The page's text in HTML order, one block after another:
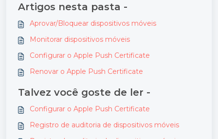
Artigos nesta pasta -
Aprovar/Bloquear dispositivos móveis
Monitorar dispositivos móveis
Configurar o Apple Push Certificate
Renovar o Apple Push Certificate
Talvez você goste de ler -
Configurar o Apple Push Certificate
Registro de auditoria de dispositivos móveis